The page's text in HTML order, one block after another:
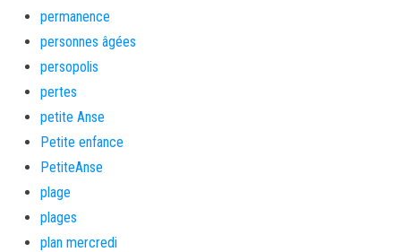
permanence
personnes âgées
persopolis
pertes
petite Anse
Petite enfance
PetiteAnse
plage
plages
plan mercredi